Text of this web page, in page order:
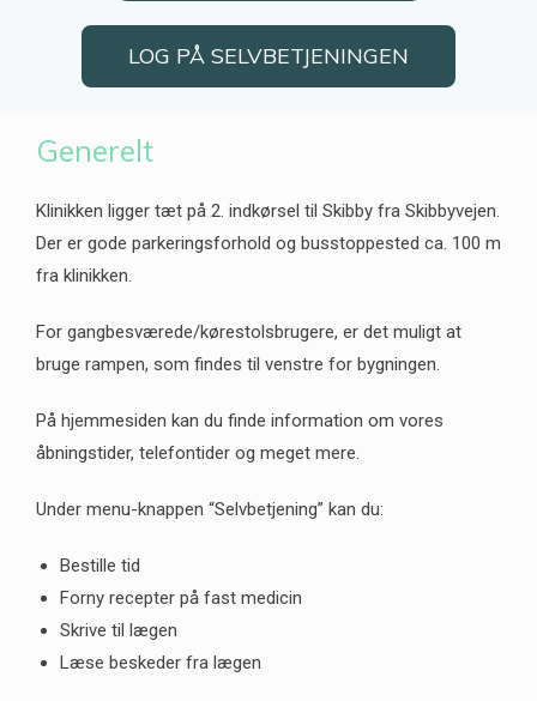
LOG PÅ SELVBETJENINGEN
Generelt
Klinikken ligger tæt på 2. indkørsel til Skibby fra Skibbyvejen.
Der er gode parkeringsforhold og busstoppested ca. 100 m
fra klinikken.
For gangbesværede/kørestolsbrugere, er det muligt at
bruge rampen, som findes til venstre for bygningen.
På hjemmesiden kan du finde information om vores
åbningstider, telefontider og meget mere.
Under menu-knappen “Selvbetjening” kan du:
Bestille tid
Forny recepter på fast medicin
Skrive til lægen
Læse beskeder fra lægen